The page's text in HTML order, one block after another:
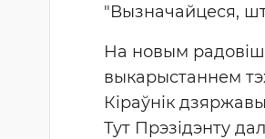
"Вызначайцеся,
На новым
выкарыстаннем
Кіраўнік
Тут Прэзідэнту